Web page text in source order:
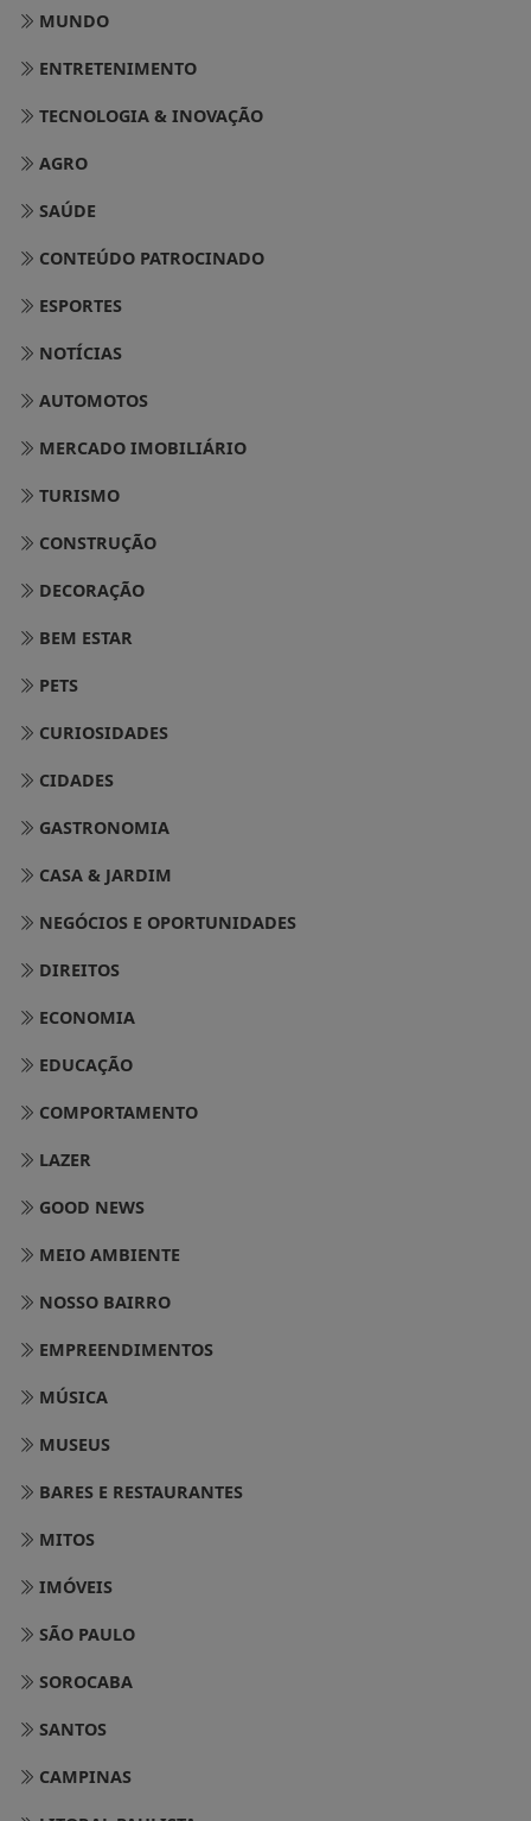
MUNDO
ENTRETENIMENTO
TECNOLOGIA & INOVAÇÃO
AGRO
SAÚDE
CONTEÚDO PATROCINADO
ESPORTES
NOTÍCIAS
AUTOMOTOS
MERCADO IMOBILIÁRIO
TURISMO
CONSTRUÇÃO
DECORAÇÃO
BEM ESTAR
PETS
CURIOSIDADES
CIDADES
GASTRONOMIA
CASA & JARDIM
NEGÓCIOS E OPORTUNIDADES
DIREITOS
ECONOMIA
EDUCAÇÃO
COMPORTAMENTO
LAZER
GOOD NEWS
MEIO AMBIENTE
NOSSO BAIRRO
EMPREENDIMENTOS
MÚSICA
MUSEUS
BARES E RESTAURANTES
MITOS
IMÓVEIS
SÃO PAULO
SOROCABA
SANTOS
CAMPINAS